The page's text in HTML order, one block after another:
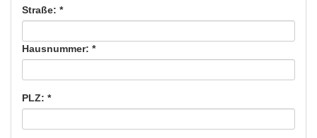
Straße: *
Hausnummer: *
PLZ: *